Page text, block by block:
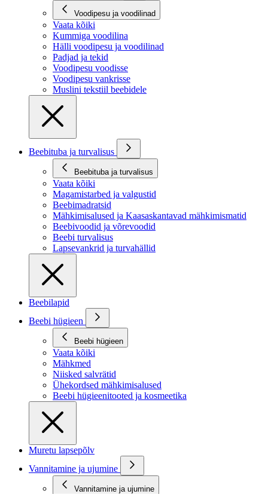
Voodipesu ja voodilinad
Vaata kõiki
Kummiga voodilina
Hälli voodipesu ja voodilinad
Padjad ja tekid
Voodipesu voodisse
Voodipesu vankrisse
Muslini tekstiil beebidele
Beebituba ja turvalisus
Beebituba ja turvalisus
Vaata kõiki
Magamistarbed ja valgustid
Beebimadratsid
Mähkimisalused ja Kaasaskantavad mähkimismatid
Beebivoodid ja võrevoodid
Beebi turvalisus
Lapsevankrid ja turvahällid
Beebilapid
Beebi hügieen
Beebi hügieen
Vaata kõiki
Mähkmed
Niisked salvrätid
Ühekordsed mähkimisalused
Beebi hügieenitooted ja kosmeetika
Muretu lapsepõlv
Vannitamine ja ujumine
Vannitamine ja ujumine